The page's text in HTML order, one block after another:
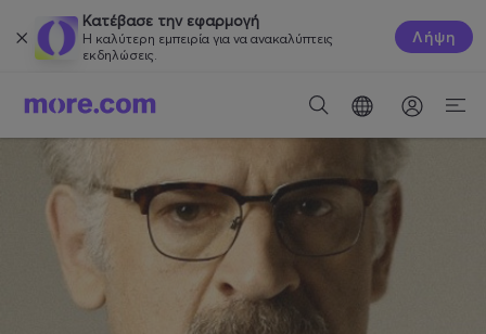
Κατέβασε την εφαρμογή
Η καλύτερη εμπειρία για να ανακαλύπτεις
εκδηλώσεις.
Λήψη